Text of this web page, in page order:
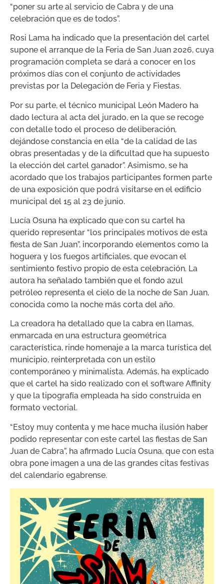
“poner su arte al servicio de Cabra y de una
celebración que es de todos”.
Rosi Lama ha indicado que la presentación del cartel
supone el arranque de la Feria de San Juan 2026, cuya
programación completa se dará a conocer en los
próximos días con el conjunto de actividades
previstas por la Delegación de Feria y Fiestas.
Por su parte, el técnico municipal León Madero ha
dado lectura al acta del jurado, en la que se recoge
con detalle todo el proceso de deliberación,
dejándose constancia en ella “de la calidad de las
obras presentadas y de la dificultad que ha supuesto
la elección del cartel ganador”. Asimismo, se ha
acordado que los trabajos participantes formen parte
de una exposición que podrá visitarse en el edificio
municipal del 15 al 23 de junio.
Lucía Osuna ha explicado que con su cartel ha
querido representar “los principales motivos de esta
fiesta de San Juan”, incorporando elementos como la
hoguera y los fuegos artificiales, que evocan el
sentimiento festivo propio de esta celebración. La
autora ha señalado también que el fondo azul
petróleo representa el cielo de la noche de San Juan,
conocida como la noche más corta del año.
La creadora ha detallado que la cabra en llamas,
enmarcada en una estructura geométrica
característica, rinde homenaje a la marca turística del
municipio, reinterpretada con un estilo
contemporáneo y minimalista. Además, ha explicado
que el cartel ha sido realizado con el software Affinity
y que la tipografía empleada ha sido construida en
formato vectorial.
“Estoy muy contenta y me hace mucha ilusión haber
podido representar con este cartel las fiestas de San
Juan de Cabra”, ha afirmado Lucía Osuna, que con esta
obra pone imagen a una de las grandes citas festivas
del calendario egabrense.